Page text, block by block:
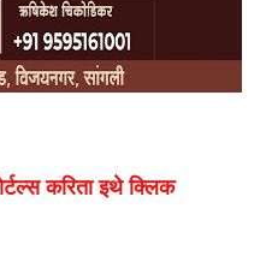
करिता इथे क्लिक